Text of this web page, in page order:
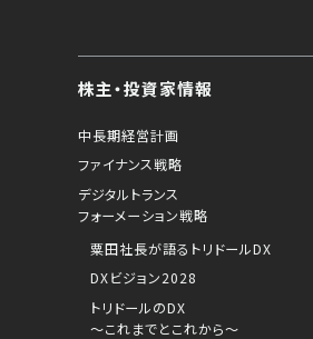
株主・投資家情報
中長期経営計画
ファイナンス戦略
デジタルトランス
フォーメーション戦略
粟田社長が語るトリドールDX
DXビジョン2028
トリドールのDX
～これまでとこれから～